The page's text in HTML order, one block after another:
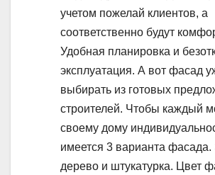
учетом пожелай клиентов, а
соответственно будут
Удобная планировка и
эксплуатация. А вот фасад
выбирать из готовых
строителей. Чтобы каждый
своему дому
имеется 3 варианта фасада.
дерево и штукатурка. Цвет